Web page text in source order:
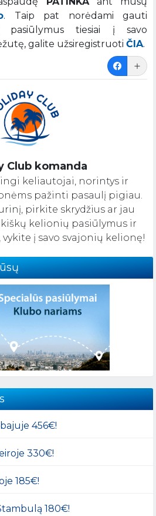
. Taip pat norėdami gauti
pasiūlymus tiesiai į savo
galite užsiregistruoti ČIA.
Club komanda
keliautojai, norintys ir
pažinti pasaulį pigiau.
pirkite skrydžius ar jau
kelionių pasiūlymus ir
į savo svajonių kelionę!
456€!
330€!
185€!
180€!